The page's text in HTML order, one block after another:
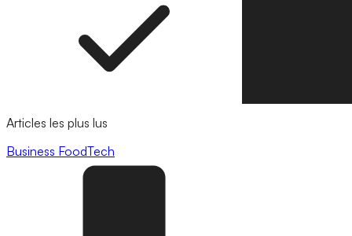
Articles les plus lus
Business FoodTech